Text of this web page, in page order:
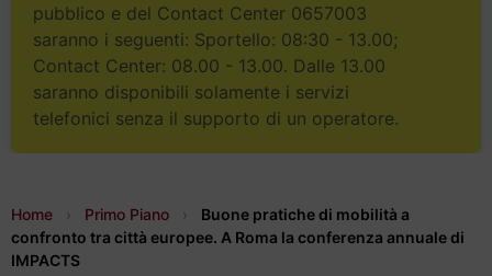
pubblico e del Contact Center 0657003
saranno i seguenti: Sportello: 08:30 - 13.00;
Contact Center: 08.00 - 13.00. Dalle 13.00
saranno disponibili solamente i servizi
telefonici senza il supporto di un operatore.
Home › Primo Piano ›
Buone pratiche di mobilità a
confronto tra città europee. A Roma la conferenza annuale di
IMPACTS